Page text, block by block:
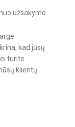
užsakymo
kad jūsų
turite
klientų